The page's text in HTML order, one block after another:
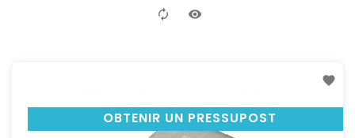
OBTENIR UN PRESSUPOST